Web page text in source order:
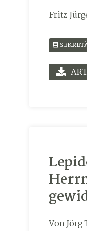
Fritz
Von Jörg